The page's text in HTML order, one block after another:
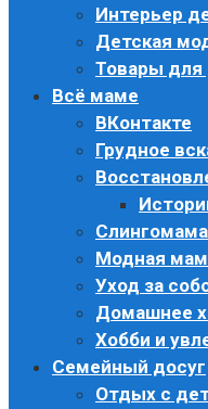
Интерьер
Детская
Товары для
Всё маме
ВКонтакте
Грудное
Слингомама
Модная
Уход за
Домашнее
Хобби и
Семейный досуг
Отдых с